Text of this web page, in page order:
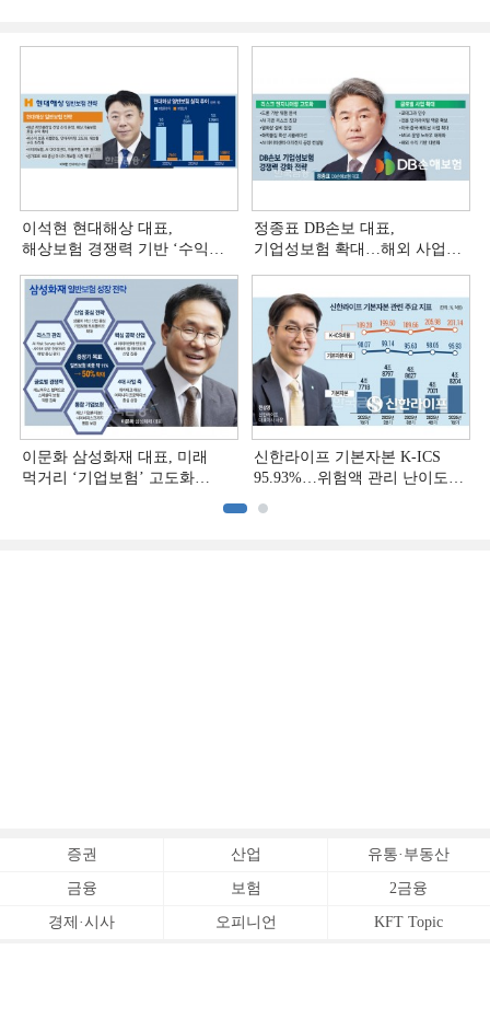
이석현 현대해상 대표,
해상보험 경쟁력 기반 ‘수익
(3)]
정종표 DB손보 대표,
기업성보험 확대…해외 사업
이문화 삼성화재 대표, 미래
먹거리 ‘기업보험’ 고도화
신한라이프 기본자본 K-ICS
95.93%…위험액 관리 난이도
증권 산업 유통·부동산
금융 보험 2금융
경제·시사 오피니언 KFT Topic